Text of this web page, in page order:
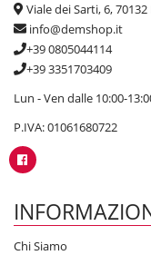
Viale dei Sarti, 6,
info@demshop.it
+39 0805044114
+39 3351703409
Lun - Ven dalle 10:00-
P.IVA: 01061680722
Chi Siamo